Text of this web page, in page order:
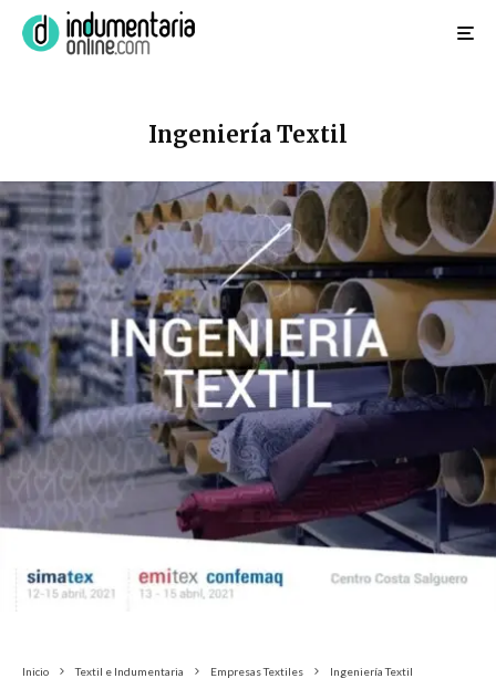
Ingeniería Textil
Inicio Textil e Indumentaria Empresas Textiles Ingeniería Textil